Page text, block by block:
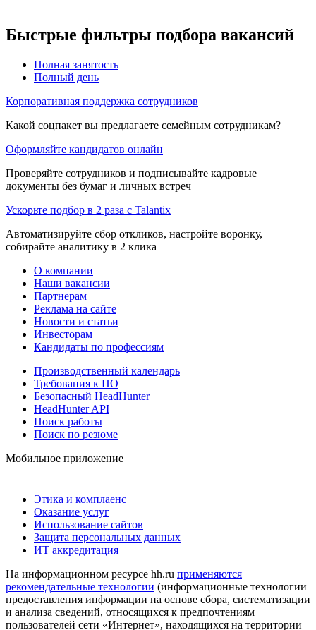
Быстрые фильтры подбора вакансий
Полная занятость
Полный день
Корпоративная поддержка сотрудников
Какой соцпакет вы предлагаете семейным сотрудникам?
Оформляйте кандидатов онлайн
Проверяйте сотрудников и подписывайте кадровые
документы без бумаг и личных встреч
Ускорьте подбор в 2 раза с Talantix
Автоматизируйте сбор откликов, настройте воронку,
собирайте аналитику в 2 клика
О компании
Наши вакансии
Партнерам
Реклама на сайте
Новости и статьи
Инвесторам
Кандидаты по профессиям
Производственный календарь
Требования к ПО
Безопасный HeadHunter
HeadHunter API
Поиск работы
Поиск по резюме
Мобильное приложение
Этика и комплаенс
Оказание услуг
Использование сайтов
Защита персональных данных
ИТ аккредитация
На информационном ресурсе hh.ru применяются
рекомендательные технологии (информационные технологии
предоставления информации на основе сбора, систематизации
и анализа сведений, относящихся к предпочтениям
пользователей сети «Интернет», находящихся на территории